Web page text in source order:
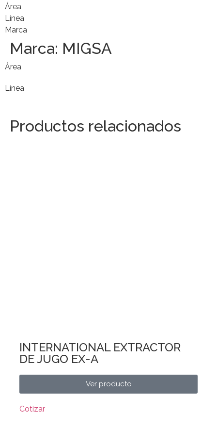
Área
Línea
Marca
Marca: MIGSA
Área
Línea
Productos relacionados
INTERNATIONAL EXTRACTOR
DE JUGO EX-A
Ver producto
Cotizar